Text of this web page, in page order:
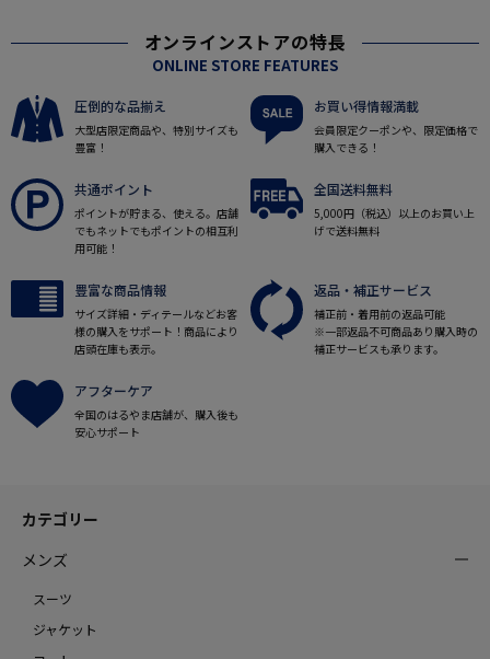
オンラインストアの特長
ONLINE STORE FEATURES
圧倒的な品揃え
大型店限定商品や、特別サイズも
豊富！
お買い得情報満載
会員限定クーポンや、限定価格で
購入できる！
共通ポイント
ポイントが貯まる、使える。店舗
でもネットでもポイントの相互利
用可能！
全国送料無料
5,000円（税込）以上のお買い上
げで送料無料
豊富な商品情報
サイズ詳細・ディテールなどお客
様の購入をサポート！商品により
店頭在庫も表示。
返品・補正サービス
補正前・着用前の返品可能
※一部返品不可商品あり購入時の
補正サービスも承ります。
アフターケア
全国のはるやま店舗が、購入後も
安心サポート
カテゴリー
メンズ
スーツ
ジャケット